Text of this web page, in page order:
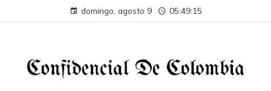
domingo, agosto 9 05:49:15